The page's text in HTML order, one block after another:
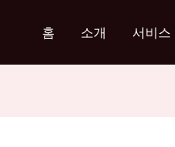
홈 소개 서비스